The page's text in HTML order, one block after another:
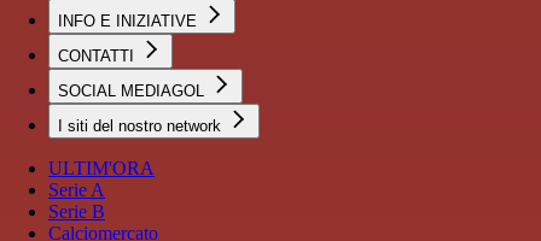
INFO E INIZIATIVE
CONTATTI
SOCIAL MEDIAGOL
I siti del nostro network
ULTIM'ORA
Serie A
Serie B
Calciomercato